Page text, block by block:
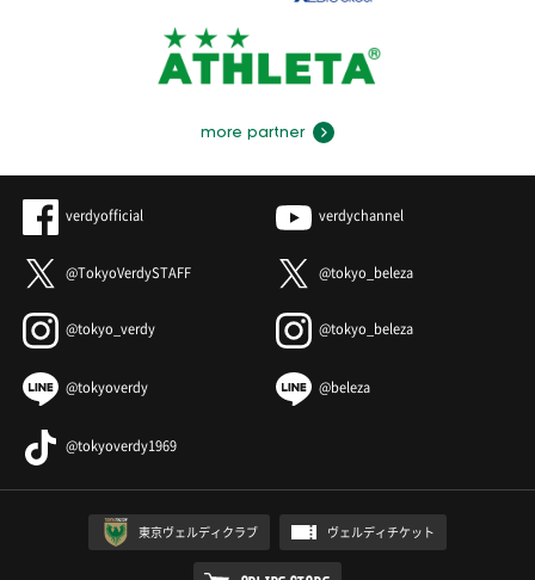
more partner
verdyofficial verdychannel
@TokyoVerdySTAFF @tokyo_beleza
@tokyo_verdy @tokyo_beleza
@tokyoverdy @beleza
@tokyoverdy1969
東京ヴェルディクラブ ヴェルディチケット